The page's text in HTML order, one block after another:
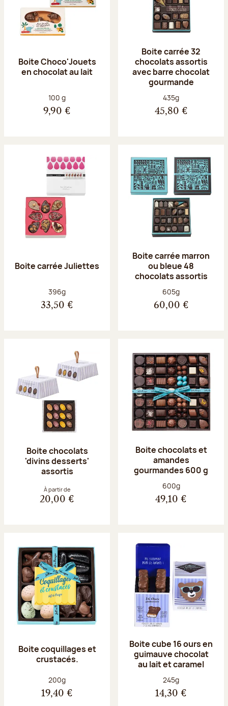
Boite Choco'Jouets
en chocolat au lait
Poids net :
100 g
9,90 €
Boite carrée 32
chocolats assortis
avec barre chocolat
gourmande
Poids net :
435g
45,80 €
Boite carrée Juliettes
Poids net :
396g
33,50 €
Boite carrée marron
ou bleue 48
chocolats assortis
Poids net :
605g
60,00 €
Boite chocolats
'divins desserts'
assortis
À partir de
20,00 €
Boite chocolats et
amandes
gourmandes 600 g
Poids net :
600g
49,10 €
Boite coquillages et
crustacés.
Poids net :
200g
19,40 €
Boite cube 16 ours en
guimauve chocolat
au lait et caramel
Poids net :
245g
14,30 €